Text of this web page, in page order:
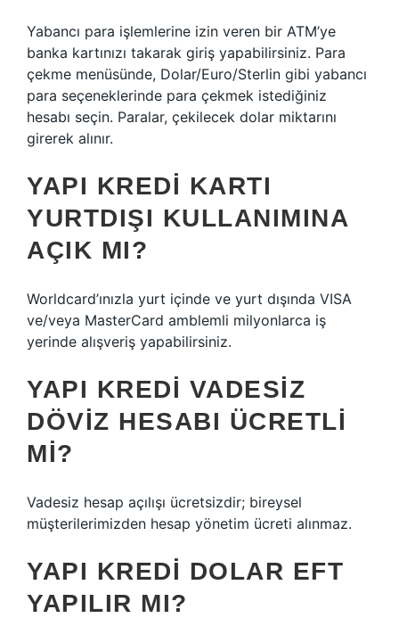
Yabancı para işlemlerine izin veren bir ATM’ye
banka kartınızı takarak giriş yapabilirsiniz. Para
çekme menüsünde, Dolar/Euro/Sterlin gibi yabancı
para seçeneklerinde para çekmek istediğiniz
hesabı seçin. Paralar, çekilecek dolar miktarını
girerek alınır.
YAPI KREDI KARTI
YURTDIŞI KULLANIMINA
AÇIK MI?
Worldcard’ınızla yurt içinde ve yurt dışında VISA
ve/veya MasterCard amblemli milyonlarca iş
yerinde alışveriş yapabilirsiniz.
YAPI KREDI VADESIZ
DÖVIZ HESABI ÜCRETLI
MI?
Vadesiz hesap açılışı ücretsizdir; bireysel
müşterilerimizden hesap yönetim ücreti alınmaz.
YAPI KREDI DOLAR EFT
YAPILIR MI?